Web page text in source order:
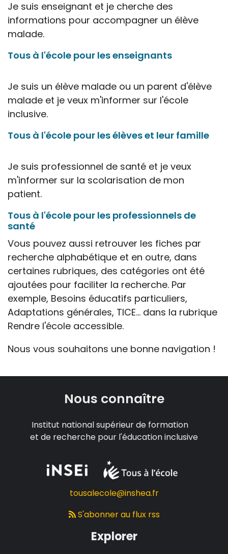
Je suis enseignant et je cherche des
informations pour accompagner un élève
malade.
Tous à l'école pour les enseignants
Je suis un élève malade ou un parent d'élève
malade et je veux m'informer sur l'école
inclusive.
Tous à l'école pour les élèves et leur famille
Je suis professionnel de santé et je veux
m'informer sur la scolarisation de mon
patient.
Tous à l'école pour les professionnels de
santé
Vous pouvez aussi retrouver les fiches par
recherche alphabétique et en outre, dans
certaines rubriques, des catégories ont été
ajoutées pour faciliter la recherche. Par
exemple, Besoins éducatifs particuliers,
Adaptations générales, TICE... dans la rubrique
Rendre l'école accessible.
Nous vous souhaitons une bonne navigation !
professionnelle le feront sous leur seule
responsabilité, car ils disposent de tous
les paramètres spécifiques d’une
décisions, ce qui ne peut être le cas des
évidemment dans l’impossibilité de les
apprécier in abstracto.
Nous connaître
Institut national supérieur de formation
et de recherche pour l'éducation inclusive
tousalecole@inshea.fr
S'abonner au flux rss
Explorer